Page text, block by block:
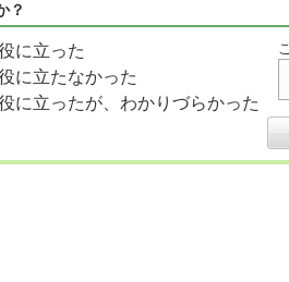
？
に立った
に立たなかった
に立ったが、わかりづらかった